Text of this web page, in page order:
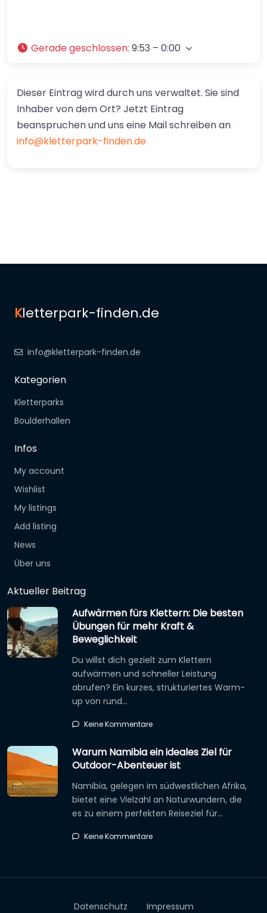
Gerade geschlossen: 9:53 – 0:00
Dieser Eintrag wird durch uns verwaltet. Sie sind
Inhaber von dem Ort? Jetzt Eintrag
beanspruchen und uns eine Mail schreiben an
info@kletterpark-finden.de
Kletterpark-finden.de
info@kletterpark-finden.de
Kategorien
Kletterparks
Boulderhallen
Infos
My account
Wishlist
My listings
Add listing
News
Über uns
Aktueller Beitrag
Aufwärmen fürs Klettern: Die besten
Übungen für mehr Kraft &
Beweglichkeit
Du willst dich gezielt zum Klettern
aufwärmen und schneller Leistung
abrufen? Ein kurzes, strukturiertes Warm-
up von rund…
Keine Kommentare
Warum Namibia ein ideales Ziel für
Outdoor-Abenteuer ist
Namibia, gelegen im südwestlichen Afrika,
bietet eine Vielzahl an Naturwundern, die
es zu einem perfekten Reiseziel für…
Keine Kommentare
Datenschutz Impressum